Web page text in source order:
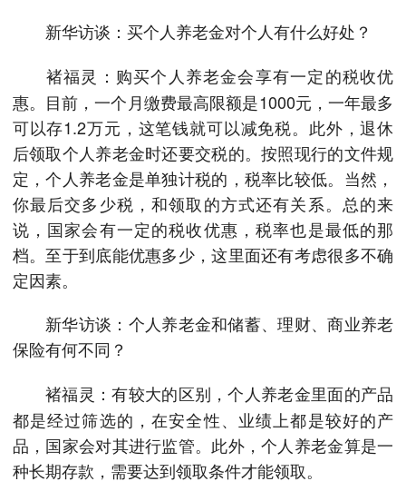
新华访谈：买个人养老金对个人有什么好处？
褚福灵： 购买个人养老金会享有一定的税收优
惠。目前，一个月缴费最高限额是1000元，一年最多
可以存1.2万元，这笔钱就可以减免税。此外，退休
后领取个人养老金时还要交税的。按照现行的文件规
定，个人养老金是单独计税的，税率比较低。当然，
你最后交多少税，和领取的方式还有关系。总的来
说，国家会有一定的税收优惠，税率也是最低的那
档。至于到底能优惠多少，这里面还有考虑很多不确
定因素。
新华访谈：个人养老金和储蓄、理财、商业养老
保险有何不同？
褚福灵：有较大的区别，个人养老金里面的产品
都是经过筛选的，在安全性、业绩上都是较好的产
品，国家会对其进行监管。此外，个人养老金算是一
种长期存款，需要达到领取条件才能领取。